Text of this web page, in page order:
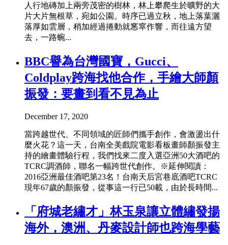
人行地磚加上兩旁茂密的樹林，林上攀爬生於曠野的大
片大片無根草，宛如公園。時序已過立秋，地上落葉灑
落厚如雲層，稍加經過捲動就窸窣作響，而往遠方望
去，一路蜿...
BBC譽為台灣國寶，Gucci、
Coldplay跨海找他合作，手繪大師顏
振發：要畫到看不見為止
December 17, 2020
當跨越世代、不同領域的匠師們攜手創作，會激盪出什
麼火花？這一天，台南全美戲院電影看板畫師顏振發主
持的繪畫體驗行程，我們找來二度入選亞洲50大酒吧的
TCRC調酒師，聯名一幅跨世代創作。※延伸閱讀：
2016亞洲最佳酒吧第23名！台南天后宮巷底酒吧TCRC
現年67歲的顏振發，從事這一行已50載，由於長時間...
「府城老繡才」林玉泉讓立體繡發揚
海外，澳洲、丹麥設計師也跨海學藝